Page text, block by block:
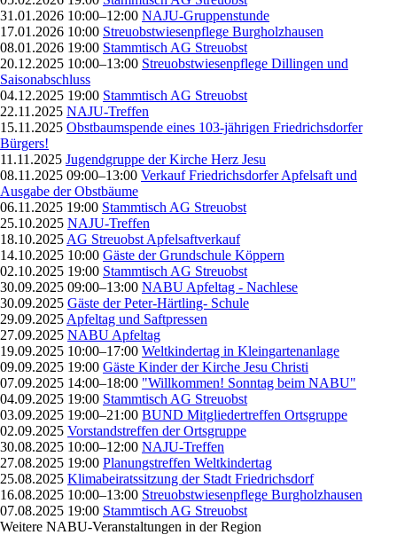
31.01.2026 10:00–12:00 NAJU-Gruppenstunde
17.01.2026 10:00 Streuobstwiesenpflege Burgholzhausen
08.01.2026 19:00 Stammtisch AG Streuobst
20.12.2025 10:00–13:00 Streuobstwiesenpflege Dillingen und
Saisonabschluss
04.12.2025 19:00 Stammtisch AG Streuobst
22.11.2025 NAJU-Treffen
15.11.2025 Obstbaumspende eines 103-jährigen Friedrichsdorfer
Bürgers!
11.11.2025 Jugendgruppe der Kirche Herz Jesu
08.11.2025 09:00–13:00 Verkauf Friedrichsdorfer Apfelsaft und
Ausgabe der Obstbäume
06.11.2025 19:00 Stammtisch AG Streuobst
25.10.2025 NAJU-Treffen
18.10.2025 AG Streuobst Apfelsaftverkauf
14.10.2025 10:00 Gäste der Grundschule Köppern
02.10.2025 19:00 Stammtisch AG Streuobst
30.09.2025 09:00–13:00 NABU Apfeltag - Nachlese
30.09.2025 Gäste der Peter-Härtling- Schule
29.09.2025 Apfeltag und Saftpressen
27.09.2025 NABU Apfeltag
19.09.2025 10:00–17:00 Weltkindertag in Kleingartenanlage
09.09.2025 19:00 Gäste Kinder der Kirche Jesu Christi
07.09.2025 14:00–18:00 "Willkommen! Sonntag beim NABU"
04.09.2025 19:00 Stammtisch AG Streuobst
03.09.2025 19:00–21:00 BUND Mitgliedertreffen Ortsgruppe
02.09.2025 Vorstandstreffen der Ortsgruppe
30.08.2025 10:00–12:00 NAJU-Treffen
27.08.2025 19:00 Planungstreffen Weltkindertag
25.08.2025 Klimabeiratssitzung der Stadt Friedrichsdorf
16.08.2025 10:00–13:00 Streuobstwiesenpflege Burgholzhausen
07.08.2025 19:00 Stammtisch AG Streuobst
Weitere NABU-Veranstaltungen in der Region